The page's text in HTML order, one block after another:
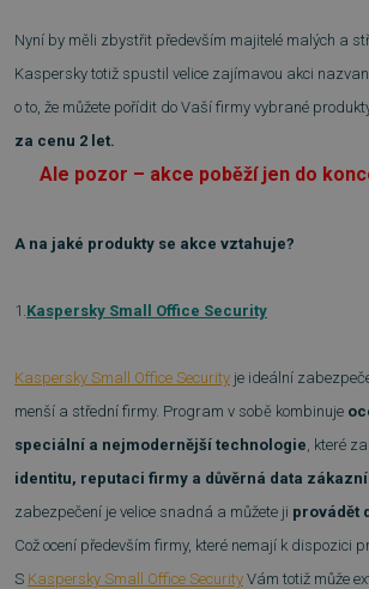
Nyní by měli zbystřit především majitelé malých a
Kaspersky totiž spustil velice zajímavou akci
o to, že můžete pořídit do Vaší firmy vybrané
za cenu 2 let.
Ale pozor – akce poběží jen do
A na jaké produkty se akce vztahuje?
1.Kaspersky Small Office Security
Kaspersky Small Office Security je ideální
menší a střední firmy. Program v sobě kombinuje
speciální a nejmodernější technologie, které
identitu, reputaci firmy a důvěrná data
zabezpečení je velice snadná a můžete ji provádět
Což ocení především firmy, které nemají k dispozici
S Kaspersky Small Office Security Vám totiž může